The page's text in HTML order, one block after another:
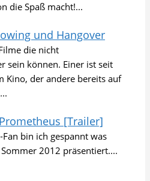
die Spaß macht!...
und Hangover
die nicht
sein können. Einer ist seit
Kino, der andere bereits auf
[Trailer]
bin ich gespannt was
2012 präsentiert....